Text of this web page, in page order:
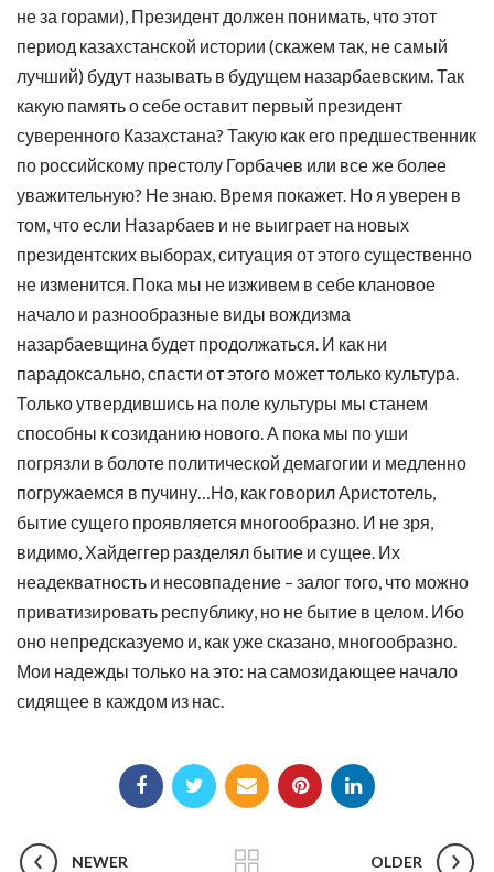
не за горами), Президент должен понимать, что этот
период казахстанской истории (скажем так, не самый
лучший) будут называть в будущем назарбаевским. Так
какую память о себе оставит первый президент
суверенного Казахстана? Такую как его предшественник
по российскому престолу Горбачев или все же более
уважительную? Не знаю. Время покажет. Но я уверен в
том, что если Назарбаев и не выиграет на новых
президентских выборах, ситуация от этого существенно
не изменится. Пока мы не изживем в себе клановое
начало и разнообразные виды вождизма
назарбаевщина будет продолжаться. И как ни
парадоксально, спасти от этого может только культура.
Только утвердившись на поле культуры мы станем
способны к созиданию нового. А пока мы по уши
погрязли в болоте политической демагогии и медленно
погружаемся в пучину…Но, как говорил Аристотель,
бытие сущего проявляется многообразно. И не зря,
видимо, Хайдеггер разделял бытие и сущее. Их
неадекватность и несовпадение – залог того, что можно
приватизировать республику, но не бытие в целом. Ибо
оно непредсказуемо и, как уже сказано, многообразно.
Мои надежды только на это: на самозидающее начало
сидящее в каждом из нас.
NEWER OLDER